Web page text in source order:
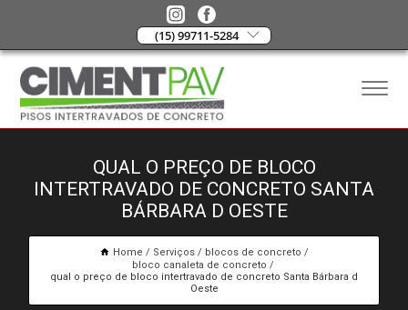
(15) 99711-5284
QUAL O PREÇO DE BLOCO
INTERTRAVADO DE CONCRETO SANTA
BÁRBARA D OESTE
Home Serviços
blocos de concreto
bloco canaleta de concreto
qual o preço de bloco intertravado de concreto Santa Bárbara d
Oeste